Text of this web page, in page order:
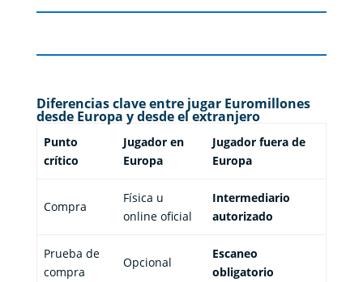
Diferencias clave entre jugar Euromillones
desde Europa y desde el extranjero
Punto
crítico
Jugador en
Europa
Jugador fuera de
Europa
Compra
Física u
online oficial
Intermediario
autorizado
Prueba de
compra
Opcional
Escaneo
obligatorio